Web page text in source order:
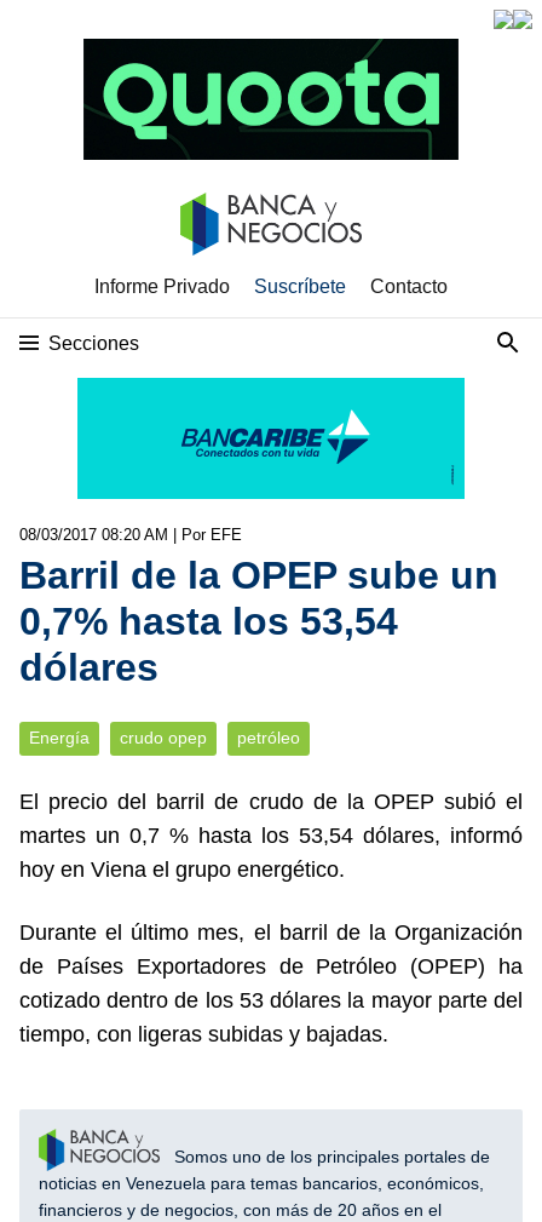
Informe Privado Suscríbete Contacto
Secciones
08/03/2017 08:20 AM | Por EFE
Barril de la OPEP sube un
0,7% hasta los 53,54
dólares
Energía crudo opep petróleo
El precio del barril de crudo de la OPEP subió el
martes un 0,7 % hasta los 53,54 dólares, informó
hoy en Viena el grupo energético.
Durante el último mes, el barril de la Organización
de Países Exportadores de Petróleo (OPEP) ha
cotizado dentro de los 53 dólares la mayor parte del
tiempo, con ligeras subidas y bajadas.
Somos uno de los principales portales de
noticias en Venezuela para temas bancarios, económicos,
financieros y de negocios, con más de 20 años en el